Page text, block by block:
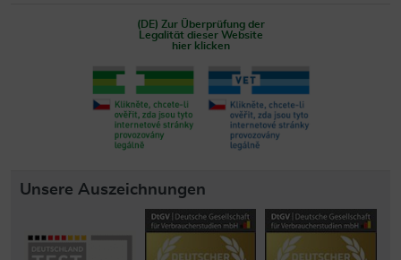
(DE) Zur Überprüfung der
Legalität dieser Website
hier klicken
Unsere Auszeichnungen